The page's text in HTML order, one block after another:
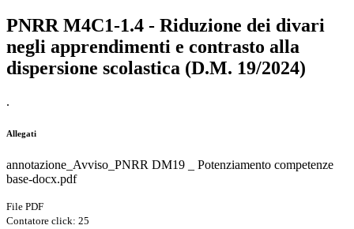
PNRR M4C1-1.4 - Riduzione dei divari
negli apprendimenti e contrasto alla
dispersione scolastica (D.M. 19/2024)
.
Allegati
annotazione_Avviso_PNRR DM19 _ Potenziamento competenze
base-docx.pdf
File PDF
Contatore click: 25